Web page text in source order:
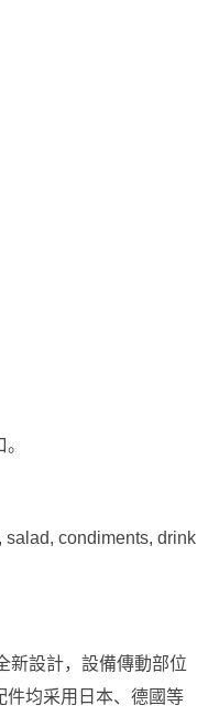
condiments, drink
新設計，設備傳動部位
件均采用日本、德國等